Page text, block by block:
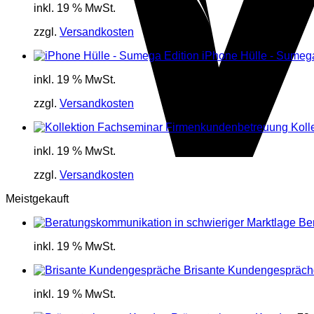
inkl. 19 % MwSt.
zzgl. Versandkosten
iPhone Hülle -
inkl. 19 % MwSt.
zzgl. Versandkosten
inkl. 19 % MwSt.
zzgl. Versandkosten
Meistgekauft
inkl. 19 % MwSt.
Brisante
inkl. 19 % MwSt.